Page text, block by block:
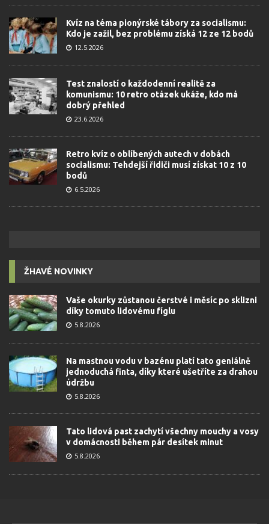
Kvíz na téma pionýrské tábory za socialismu:
Kdo je zažil, bez problému získá 12 ze 12 bodů
12.5.2026
Test znalostí o každodenní realitě za
komunismu: 10 retro otázek ukáže, kdo má
dobrý přehled
23.6.2026
Retro kvíz o oblíbených autech v dobách
socialismu: Tehdejší řidiči musí získat 10 z 10
bodů
6.5.2026
ŽHAVÉ NOVINKY
Vaše okurky zůstanou čerstvé i měsíc po sklizni
díky tomuto lidovému fíglu
5.8.2026
Na mastnou vodu v bazénu platí tato geniálně
jednoduchá finta, díky které ušetříte za drahou
údržbu
5.8.2026
Tato lidová past zachytí všechny mouchy a vosy
v domácnosti během pár desítek minut
5.8.2026